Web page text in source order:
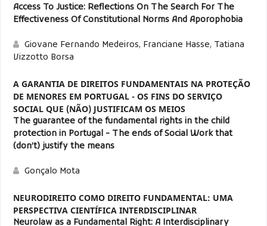
Access To Justice: Reflections On The Search For The
Effectiveness Of Constitutional Norms And Aporophobia
Giovane Fernando Medeiros, Franciane Hasse, Tatiana
Vizzotto Borsa
A GARANTIA DE DIREITOS FUNDAMENTAIS NA PROTEÇÃO
DE MENORES EM PORTUGAL - OS FINS DO SERVIÇO
SOCIAL QUE (NÃO) JUSTIFICAM OS MEIOS
The guarantee of the fundamental rights in the child
protection in Portugal - The ends of Social Work that
(don’t) justify the means
Gonçalo Mota
NEURODIREITO COMO DIREITO FUNDAMENTAL: UMA
PERSPECTIVA CIENTÍFICA INTERDISCIPLINAR
Neurolaw as a Fundamental Right: A Interdisciplinary